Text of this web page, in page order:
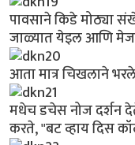
पावसाने किडे मोठ्या
जाळ्यात येइल आणि
आता मात्र चिखलाने
मधेच डचेस नोज दर्शन
करते, "बट व्हाय दिस